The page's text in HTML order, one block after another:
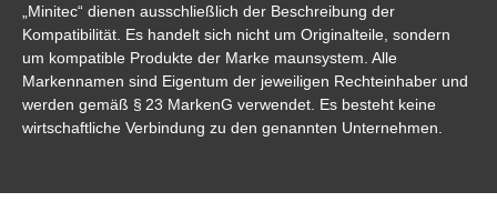
„Minitec“ dienen ausschließlich der Beschreibung der
Kompatibilität. Es handelt sich nicht um Originalteile, sondern
um kompatible Produkte der Marke maunsystem. Alle
Markennamen sind Eigentum der jeweiligen Rechteinhaber und
werden gemäß § 23 MarkenG verwendet. Es besteht keine
wirtschaftliche Verbindung zu den genannten Unternehmen.